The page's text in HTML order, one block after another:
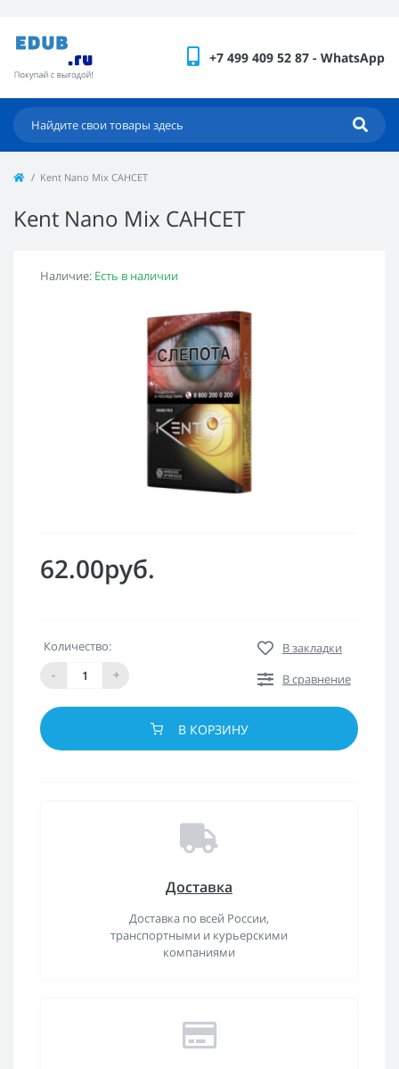
+7 499 409 52 87 - WhatsApp
Kent Nano Mix САНСЕТ
Kent Nano Mix САНСЕТ
Наличие: Есть в наличии
62.00руб.
Количество:
-
+
В закладки
В сравнение
В КОРЗИНУ
Доставка
Доставка по всей России,
транспортными и курьерскими
компаниями